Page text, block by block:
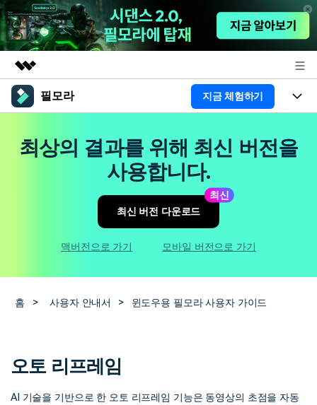
주요 제품
유틸리티
필모라 지금 체험하기
고객 지원
더 알아보기
가격
최상의 결과를 위해 최신 버전을
사용합니다.
최신
최신 버전 다운로드
맥버전으로 가기 모바일 버전으로 가기
홈 > 사용자 안내서 > 윈도우용 필모라 사용자 가이드
오토 리프레임
AI 기술을 기반으로 한 오토 리프레임 기능은 동영상의 초점을 자동